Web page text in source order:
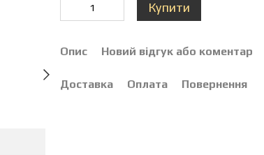
Купити
Опис Новий відгук або коментар
Доставка Оплата Повернення